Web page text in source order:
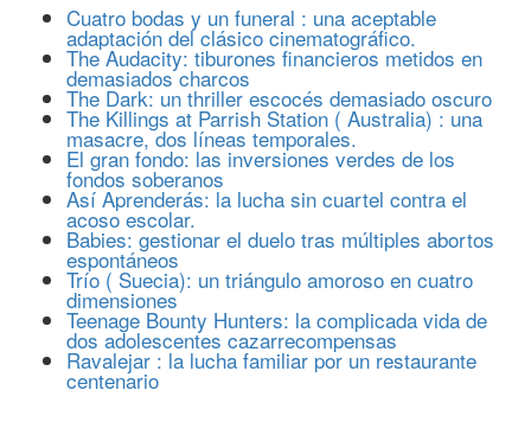
Cuatro bodas y un funeral : una aceptable
adaptación del clásico cinematográfico.
The Audacity: tiburones financieros metidos en
demasiados charcos
The Dark: un thriller escocés demasiado oscuro
The Killings at Parrish Station ( Australia) : una
masacre, dos líneas temporales.
El gran fondo: las inversiones verdes de los
fondos soberanos
Así Aprenderás: la lucha sin cuartel contra el
acoso escolar.
Babies: gestionar el duelo tras múltiples abortos
espontáneos
Trío ( Suecia): un triángulo amoroso en cuatro
dimensiones
Teenage Bounty Hunters: la complicada vida de
dos adolescentes cazarrecompensas
Ravalejar : la lucha familiar por un restaurante
centenario